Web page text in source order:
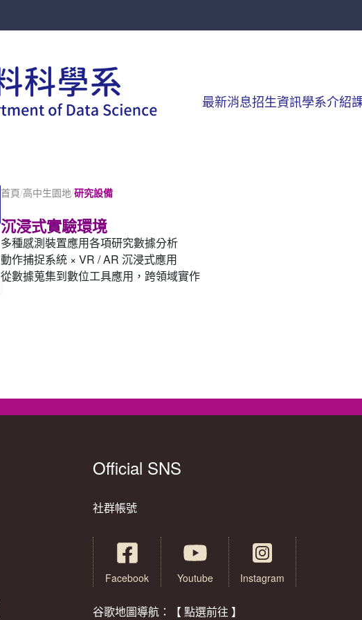
最新消息招生資訊學系介紹
首頁/高中生園地/研究設備
沉浸式實驗環境
多種感測裝置應用各項研究數據分析
動作捕捉系統 × VR / AR 沉浸式應用
從數據蒐集到數位工具應用，跨領域實作
Official SNS
社群帳號
Facebook Youtube Instagram
谷歌地圖導航：【 點選前往 】